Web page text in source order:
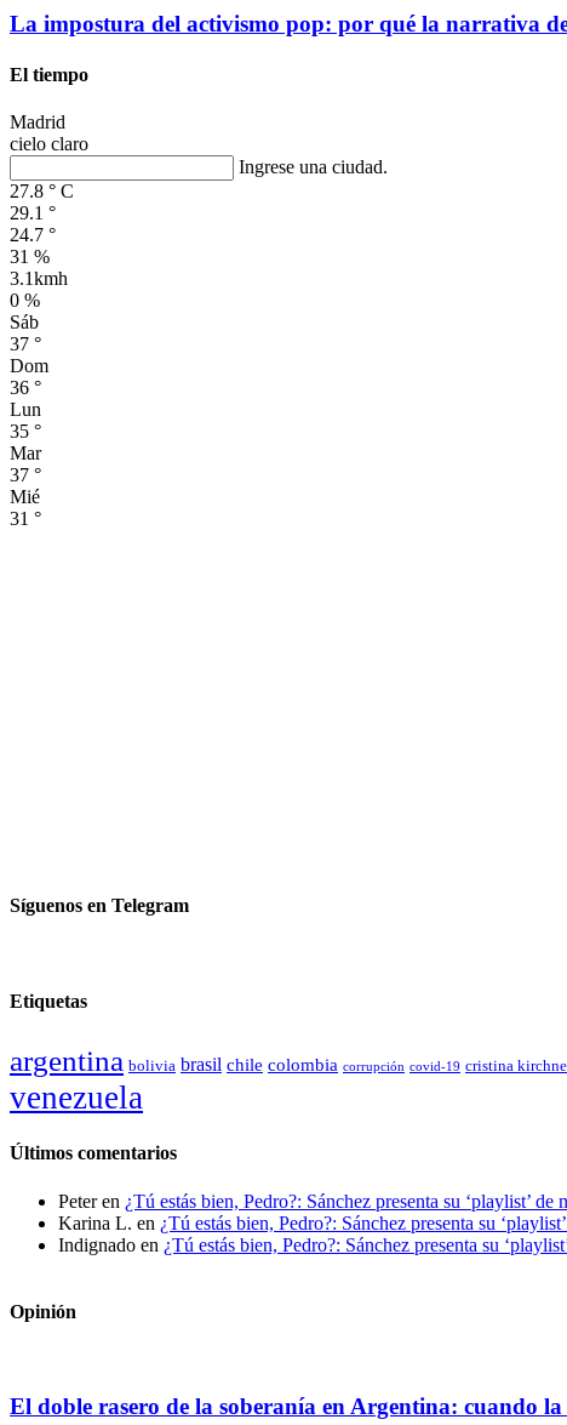
La impostura del activismo pop: por qué la narrativa
El tiempo
Madrid
cielo claro
Ingrese una ciudad.
27.8 ° C
29.1 °
24.7 °
31 %
3.1kmh
0 %
Sáb
37 °
Dom
36 °
Lun
35 °
Mar
37 °
Mié
31 °
Síguenos en Telegram
Etiquetas
argentina bolivia brasil chile colombia corrupción covid-19 cristina
venezuela
Últimos comentarios
Peteren ¿Tú estás bien, Pedro?: Sánchez presenta su ‘playlist’
Karina L. en ¿Tú estás bien, Pedro?: Sánchez presenta su
Indignado en ¿Tú estás bien, Pedro?: Sánchez presenta su
Opinión
El doble rasero de la soberanía en Argentina: cuando